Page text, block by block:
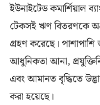
ইউনাইটেড কমার্শিয়াল
টেকসই ঋণ বিতরণকে
গ্রহণ করেছে। পাশাপাশি
আধুনিকতা আনা,
এবং আমানত বৃদ্ধিতে
করা হয়েছে।